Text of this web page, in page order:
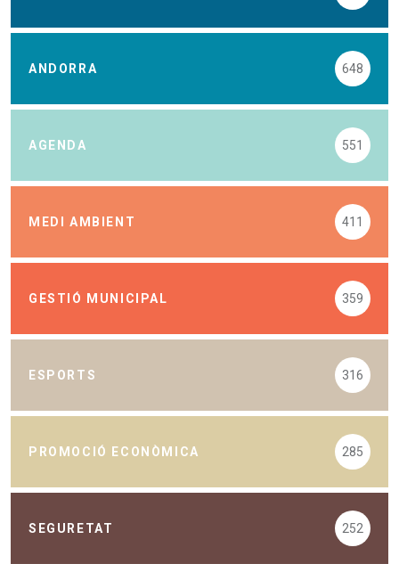
ANDORRA 648
AGENDA 551
MEDI AMBIENT 411
GESTIÓ MUNICIPAL 359
ESPORTS 316
PROMOCIÓ ECONÒMICA 285
SEGURETAT 252